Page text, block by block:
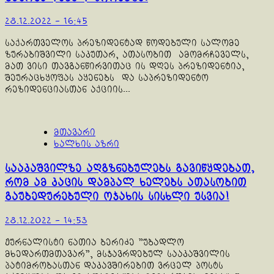
28.12.2022 - 16:45
საქართველოს პრეზიდენტად წოდებული სალომე
ზურაბიშვილი საკუთარ, ათასობით ამომრჩეველს,
მათ ვისი თავგანწირვითაც ის დღეს პრეზიდენტია,
შეურაცხყოფას აყენებს და საპრეზიდენტო
რეზიდენციასთან აქციის...
მთავარი
ხალხის აზრი
სააკაშვილზე აღგზნებულებს გავიწყდებათ,
რომ ამ კაცის დამპალ ხელებს ათასობით
გაუბედურებული ოჯახის სისხლი უსვია!
28.12.2022 - 14:53
ჟურნალისტი ნათია ბერიძე "უბადლო
მხედართმთავარ", მსჯავრდებულ სააკაშვილის
პატიმრობასთან დაკავშირებით ვრცელ პოსტს